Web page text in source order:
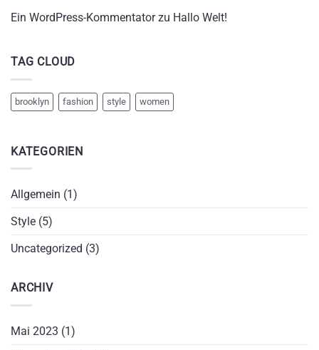
Ein WordPress-Kommentatorzu Hallo Welt!
TAG CLOUD
brooklyn fashion style women
KATEGORIEN
Allgemein (1)
Style (5)
Uncategorized (3)
ARCHIV
Mai 2023 (1)